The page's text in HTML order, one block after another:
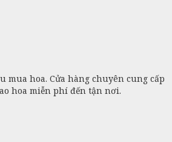
hoa. Cửa hàng chuyên cung cấp
hoa miễn phí đến tận nơi.